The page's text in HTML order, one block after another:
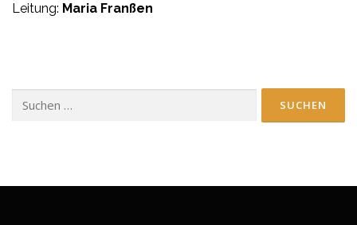
Leitung: Maria Franßen
nach: